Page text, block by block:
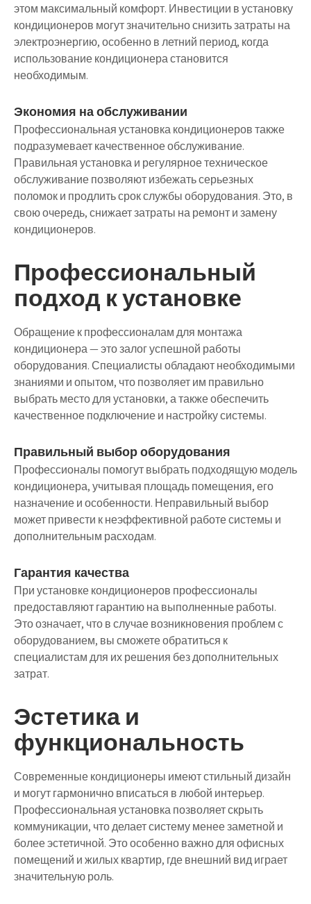
этом максимальный комфорт. Инвестиции в установку
кондиционеров могут значительно снизить затраты на
электроэнергию, особенно в летний период, когда
использование кондиционера становится
необходимым.
Экономия на обслуживании
Профессиональная установка кондиционеров также
подразумевает качественное обслуживание.
Правильная установка и регулярное техническое
обслуживание позволяют избежать серьезных
поломок и продлить срок службы оборудования. Это, в
свою очередь, снижает затраты на ремонт и замену
кондиционеров.
Профессиональный
подход к установке
Обращение к профессионалам для монтажа
кондиционера — это залог успешной работы
оборудования. Специалисты обладают необходимыми
знаниями и опытом, что позволяет им правильно
выбрать место для установки, а также обеспечить
качественное подключение и настройку системы.
Правильный выбор оборудования
Профессионалы помогут выбрать подходящую модель
кондиционера, учитывая площадь помещения, его
назначение и особенности. Неправильный выбор
может привести к неэффективной работе системы и
дополнительным расходам.
Гарантия качества
При установке кондиционеров профессионалы
предоставляют гарантию на выполненные работы.
Это означает, что в случае возникновения проблем с
оборудованием, вы сможете обратиться к
специалистам для их решения без дополнительных
затрат.
Эстетика и
функциональность
Современные кондиционеры имеют стильный дизайн
и могут гармонично вписаться в любой интерьер.
Профессиональная установка позволяет скрыть
коммуникации, что делает систему менее заметной и
более эстетичной. Это особенно важно для офисных
помещений и жилых квартир, где внешний вид играет
значительную роль.